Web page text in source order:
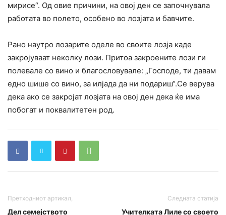
мирисе“. Од овие причини, на овој ден се започнувала
работата во полето, особено во лозјата и бавчите.
Рано наутро лозарите оделе во своите лозја каде
закројуваат неколку лози. Притоа закроените лози ги
полевале со вино и благословувале: „Господе, ти давам
едно шише со вино, за илјада да ни подариш“.Се верува
дека ако се закројат лозјата на овој ден дека ќе има
побогат и поквалитетен род.
Претходниот артикал,
Дел семејството
Следната статија
Учителката Лиле со своето